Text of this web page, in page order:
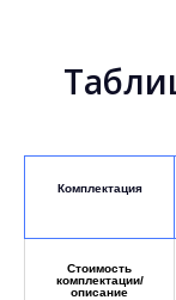
Комплектация
Cтоимость
комплектации/
описание